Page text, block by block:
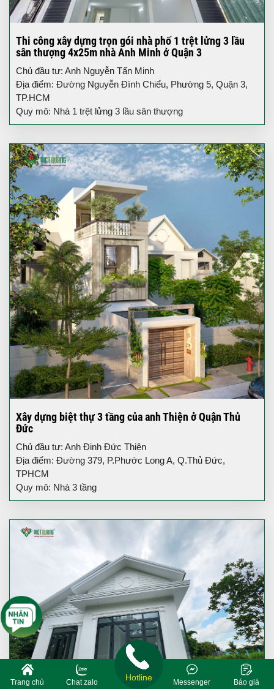
Thi công xây dựng trọn gói nhà phố 1 trệt lửng 3 lầu
sân thượng 4x25m nhà Anh Minh ở Quận 3
Chủ đầu tư: Anh Nguyễn Tấn Minh
Địa điểm: Đường Nguyễn Đình Chiểu, Phường 5, Quận 3,
TP.HCM
Quy mô: Nhà 1 trệt lửng 3 lầu sân thượng
Xây dựng biệt thự 3 tầng của anh Thiện ở Quận Thủ
Đức
Chủ đầu tư: Anh Đinh Đức Thiện
Địa điểm: Đường 379, P.Phước Long A, Q.Thủ Đức,
TPHCM
Quy mô: Nhà 3 tầng
Trang chủ Chat zalo Báo giá
Messenger
Hotline